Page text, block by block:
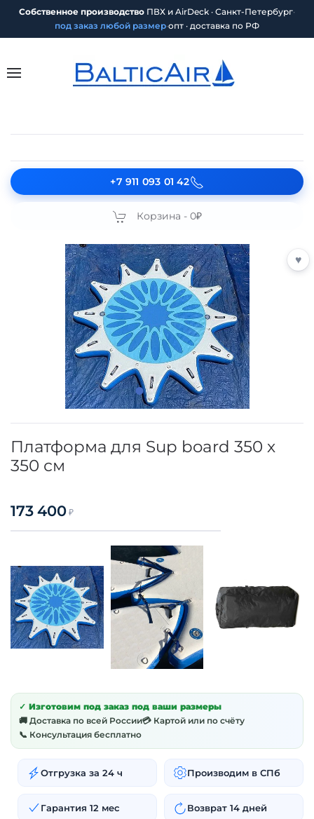
Собственное производство ПВХ и AirDeck · Санкт-Петербург·
под заказ любой размер·опт · доставка по РФ
+7 911 093 01 42
Корзина - 0₽
Платформа для Sup board 350 х
350 см
173 400 ₽
✓ Изготовим под заказ под ваши размеры
🚚 Доставка по всей России💳 Картой или по счёту
📞 Консультация бесплатно
Отгрузка за 24 ч Производим в СПб
Гарантия 12 мес Возврат 14 дней
♥